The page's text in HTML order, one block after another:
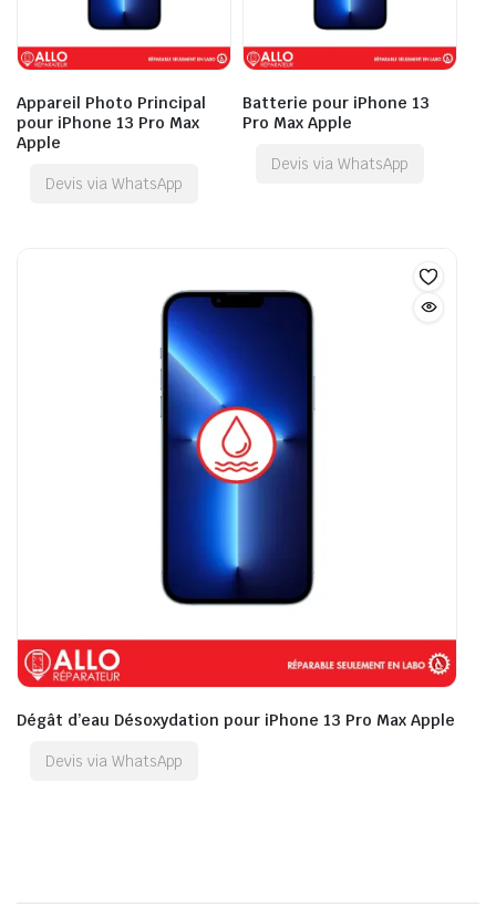
Appareil Photo Principal
pour iPhone 13 Pro Max
Apple
Devis via WhatsApp
Batterie pour iPhone 13
Pro Max Apple
Devis via WhatsApp
Dégât d’eau Désoxydation pour iPhone 13 Pro Max Apple
Devis via WhatsApp